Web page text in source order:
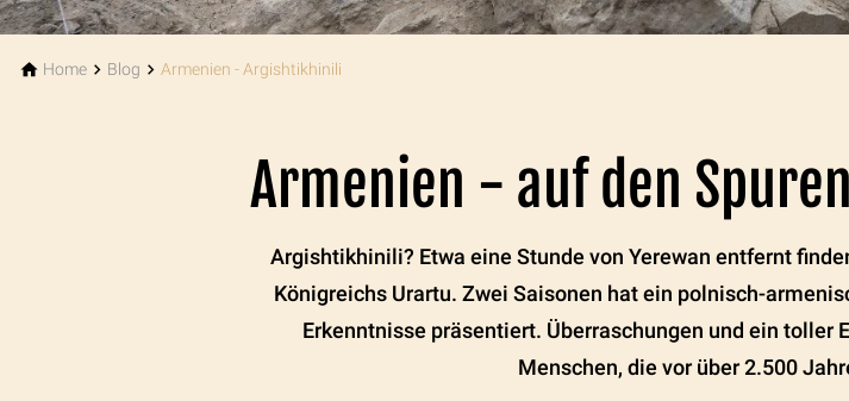
Home Blog
Armenien - Argishtikhinili
Armenien - auf den
Argishtikhinili? Etwa eine Stunde von Yerewan entfernt
Königreichs Urartu. Zwei Saisonen hat ein polnisch-
Erkenntnisse präsentiert. Überraschungen und ein
Menschen, die vor über 2.500